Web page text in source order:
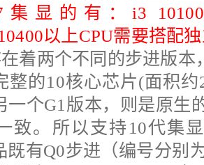
集显的有：i3
以上CPU需要搭配
着两个不同的步进版本
整的10核心芯片(面积
一个G1版本，则是原生
致。所以支持10代集
既有Q0步进（编号分别